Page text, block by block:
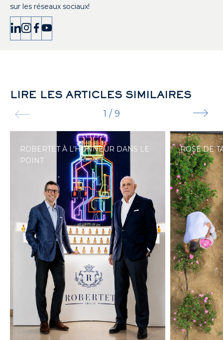
sur les réseaux sociaux!
LIRE LES ARTICLES SIMILAIRES
1 /9
ROBERTET À L’HONNEUR DANS LE
POINT
ROSE DE